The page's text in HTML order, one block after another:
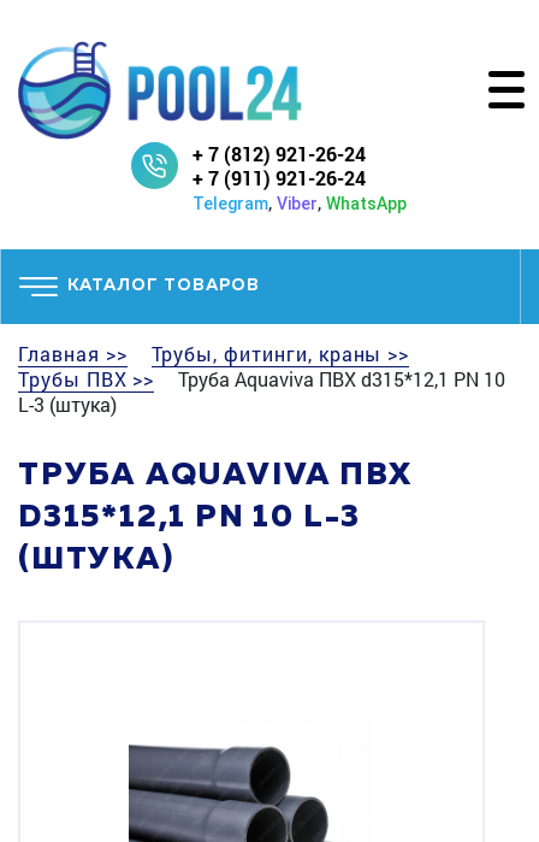
+ 7 (812) 921-26-24
+ 7 (911) 921-26-24
Telegram, Viber, WhatsApp
КАТАЛОГ ТОВАРОВ
Главная >>
Трубы, фитинги, краны >>
Трубы ПВХ >>
Труба Aquaviva ПВХ d315*12,1 PN 10
L-3 (штука)
ТРУБА AQUAVIVA ПВХ
D315*12,1 PN 10 L-3
(ШТУКА)